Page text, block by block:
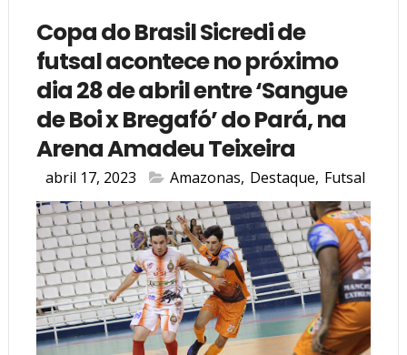
Copa do Brasil Sicredi de
futsal acontece no próximo
dia 28 de abril entre ‘Sangue
de Boi x Bregafó’ do Pará, na
Arena Amadeu Teixeira
abril 17, 2023 Amazonas, Destaque, Futsal